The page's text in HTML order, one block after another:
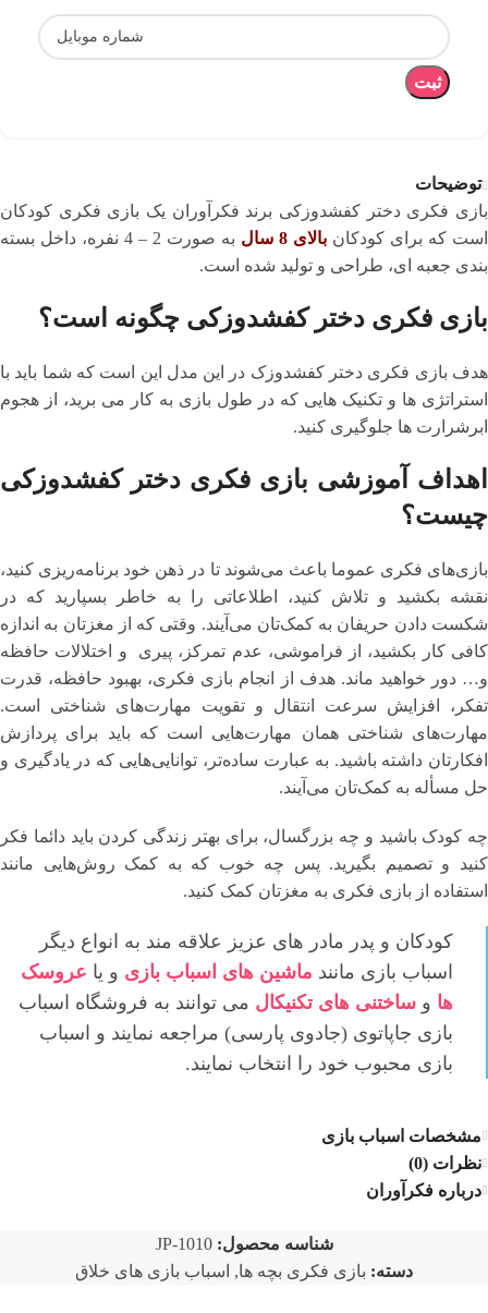
ثبت
توضیحات
بازی فکری دختر کفشدوزکی برند فکرآوران یک بازی فکری کودکان
است که برای کودکان بالای 8 سال
به صورت 2 – 4 نفره، داخل بسته
بندی جعبه ای، طراحی و تولید شده است.
بازی فکری دختر کفشدوزکی چگونه است؟
هدف بازی فکری دختر کفشدوزک در این مدل این است که شما باید با
استراتژی ها و تکنیک هایی که در طول بازی به کار می برید، از هجوم
ابرشرارت ها جلوگیری کنید.
اهداف آموزشی بازی فکری دختر کفشدوزکی
چیست؟
بازی‌های فکری عموما باعث می‌شوند تا در ذهن خود برنامه‌ریزی کنید،
نقشه بکشید و تلاش کنید، اطلاعاتی را به خاطر بسپارید که در
شکست دادن حریفان به کمک‌تان می‌آیند. وقتی که از مغزتان به اندازه
کافی کار بکشید، از فراموشی، عدم تمرکز، پیری و اختلالات حافظه
و… دور خواهید ماند. هدف از انجام بازی فکری، بهبود حافظه، قدرت
تفکر، افزایش سرعت انتقال و تقویت مهارت‌های شناختی است.
مهارت‌های شناختی همان مهارت‌هایی است که باید برای پردازش
افکارتان داشته باشید. به عبارت ساده‌تر، توانایی‌هایی که در یادگیری و
حل مسأله به کمک‌تان می‌آیند.
چه کودک باشید و چه بزرگسال، برای بهتر زندگی کردن باید دائما فکر
کنید و تصمیم بگیرید. پس چه خوب که به کمک روش‌هایی مانند
استفاده از بازی فکری به مغزتان کمک کنید.
کودکان و پدر مادر های عزیز علاقه مند به انواع دیگر
اسباب بازی مانند ماشین های اسباب بازی و یا عروسک
ها و ساختنی های تکنیکال می توانند به فروشگاه اسباب
بازی جاپاتوی (جادوی پارسی) مراجعه نمایند و اسباب
بازی محبوب خود را انتخاب نمایند.
مشخصات اسباب بازی
نظرات (0)
درباره فکرآوران
شناسه محصول:JP-1010
دسته: بازی فکری بچه ها, اسباب بازی های خلاق